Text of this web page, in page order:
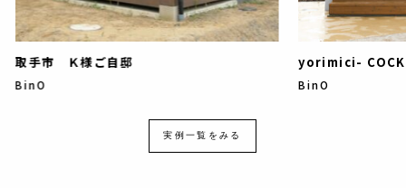
取手市 Ｋ様ご自邸
BinO
yorimici-
BinO
実例一覧をみる